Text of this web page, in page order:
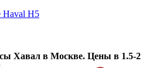
Haval H5
Хавал в Москве. Цены в 1.5-2